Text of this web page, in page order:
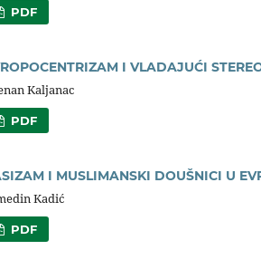
PDF
I VLADAJUĆI
Kaljanac
PDF
I MUSLIMANSKI DOUŠNICI U
Kadić
PDF